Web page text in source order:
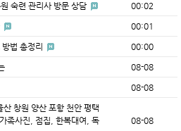
숙련 관리사 방문 상담 00:02
00:01
법 총정리 00:00
08-08
08-08
창원 양산 포항 천안 평택
족사진, 점집, 한복대여, 독
08-08